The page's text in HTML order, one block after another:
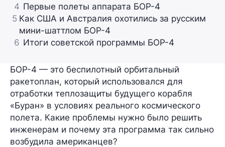
4 Первые полеты аппарата БОР-4
5 Как США и Австралия охотились за русским
мини-шаттлом БОР-4
6 Итоги советской программы БОР-4
БОР-4 — это беспилотный орбитальный
ракетоплан, который использовался для
отработки теплозащиты будущего корабля
«Буран» в условиях реального космического
полета. Какие проблемы нужно было решить
инженерам и почему эта программа так сильно
возбудила американцев?